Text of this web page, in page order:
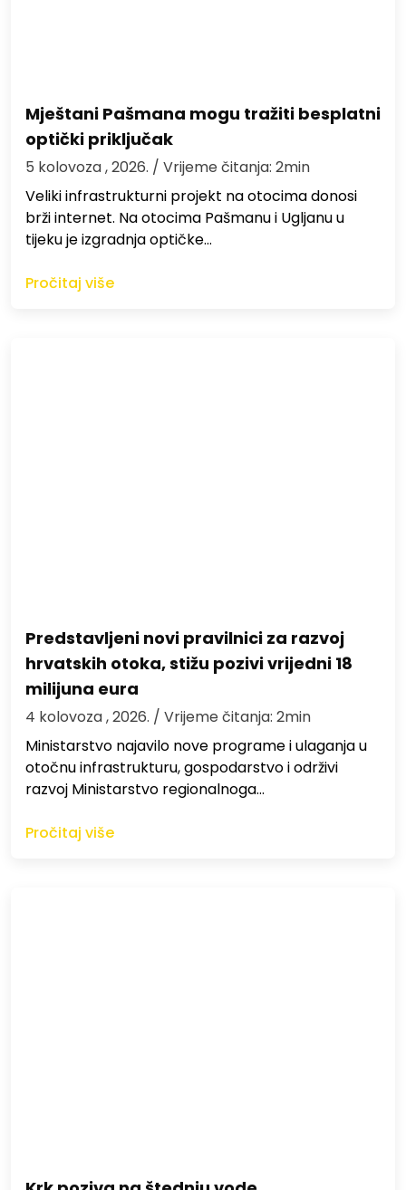
Mještani Pašmana mogu tražiti besplatni
optički priključak
5 kolovoza , 2026. / Vrijeme čitanja: 2min
Veliki infrastrukturni projekt na otocima donosi
brži internet. Na otocima Pašmanu i Ugljanu u
tijeku je izgradnja optičke…
Pročitaj više
Predstavljeni novi pravilnici za razvoj
hrvatskih otoka, stižu pozivi vrijedni 18
milijuna eura
4 kolovoza , 2026. / Vrijeme čitanja: 2min
Ministarstvo najavilo nove programe i ulaganja u
otočnu infrastrukturu, gospodarstvo i održivi
razvoj Ministarstvo regionalnoga…
Pročitaj više